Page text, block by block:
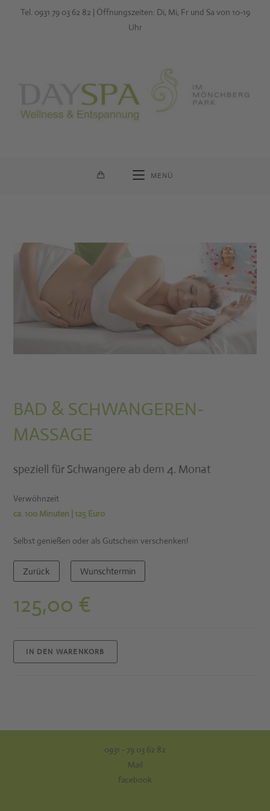
Tel. 0931 79 03 62 82 | Öffnungszeiten: Di, Mi, Fr und Sa von 10-19
Uhr
MENÜ
BAD & SCHWANGEREN-
MASSAGE
speziell für Schwangere ab dem 4. Monat
Verwöhnzeit
ca. 100 Minuten | 125 Euro
Selbst genießen oder als Gutschein verschenken!
Zurück Wunschtermin
125,00 €
IN DEN WARENKORB
0931 - 79 03 62 82
Mail
facebook